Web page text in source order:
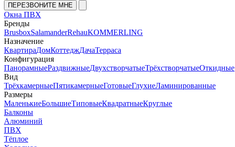
ПЕРЕЗВОНИТЕ МНЕ
Окна ПВХ
Бренды
BrusboxSalamanderRehauKOMMERLING
Назначение
КвартираДомКоттеджДачаТерраса
Конфигурация
ПанорамныеРаздвижныеДвухстворчатыеТрёхстворчатыеОткидные
Вид
ТрёхкамерныеПятикамерныеГотовыеГлухиеЛаминированные
Размеры
МаленькиеБольшиеТиповыеКвадратныеКруглые
Балконы
Алюминий
ПВХ
Тёплое